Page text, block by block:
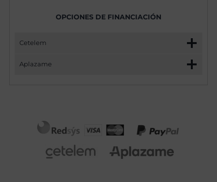
OPCIONES DE FINANCIACIÓN
Cetelem
Aplazame